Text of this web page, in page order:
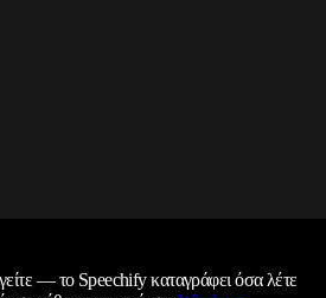
— το Speechify καταγράφει όσα λέτε